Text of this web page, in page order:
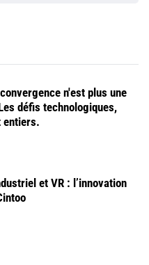
n'est plus une
défis technologiques,
entiers.
et VR : l’innovation